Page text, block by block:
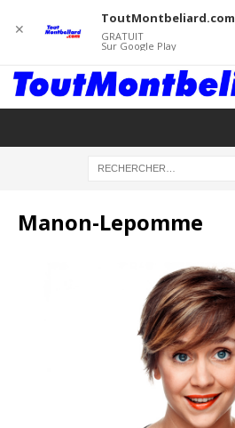
Manon-Lepomme
✕
ToutMontbeliard.com
GRATUIT
Sur Google Play